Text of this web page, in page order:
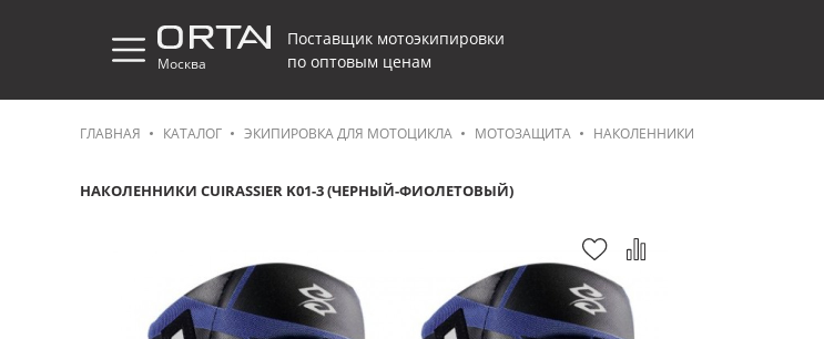
Москва
Поставщик мотоэкипировки
по оптовым ценам
ГЛАВНАЯ КАТАЛОГ ЭКИПИРОВКА ДЛЯ МОТОЦИКЛА МОТОЗАЩИТА НАКОЛЕННИКИ
НАКОЛЕННИКИ CUIRASSIER K01-3 (ЧЕРНЫЙ-ФИОЛЕТОВЫЙ)